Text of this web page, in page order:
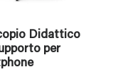
Didattico
per